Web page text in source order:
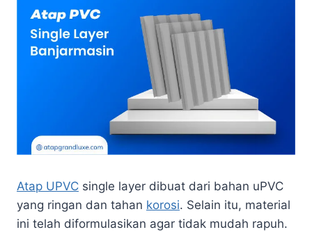
Atap UPVC single layer dibuat dari bahan uPVC
yang ringan dan tahan korosi. Selain itu, material
ini telah diformulasikan agar tidak mudah rapuh.